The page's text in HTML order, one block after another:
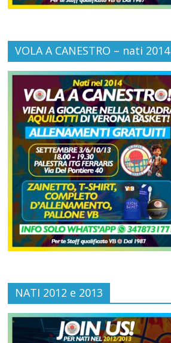
VOLA A CANESTRO – nati 2014
NATI 2012 e 2013